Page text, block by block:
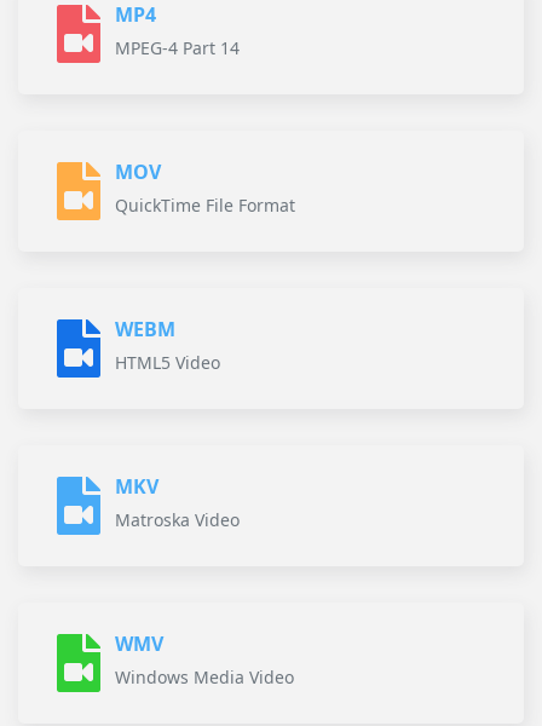
MP4
MPEG-4 Part 14
MOV
QuickTime File Format
WEBM
HTML5 Video
MKV
Matroska Video
WMV
Windows Media Video